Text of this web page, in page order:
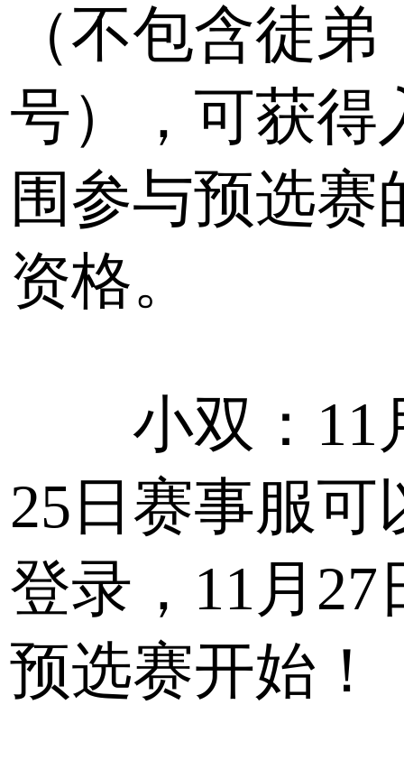
（不包含徒弟
号），可获得
围参与预选赛
资格。
小双：11
25日赛事服可
登录，11月27
预选赛开始！